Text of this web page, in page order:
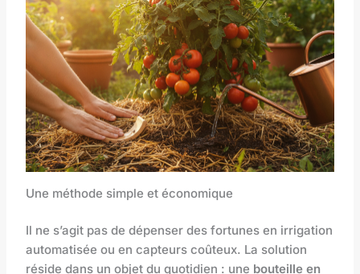
Une méthode simple et économique
Il ne s’agit pas de dépenser des fortunes en irrigation
automatisée ou en capteurs coûteux. La solution
réside dans un objet du quotidien : une bouteille en